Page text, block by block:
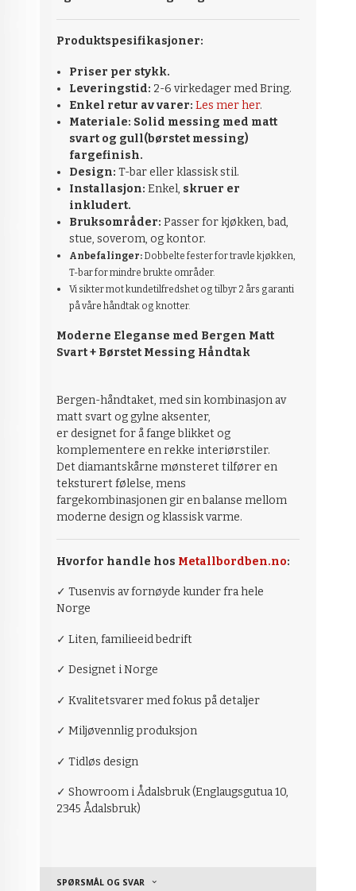
Produktspesifikasjoner:
Priser per stykk.
Leveringstid: 2-6 virkedager med Bring.
Enkel retur av varer: Les mer her.
Materiale: Solid messing med matt
svart og gull(børstet messing)
fargefinish.
Design: T-bar eller klassisk stil.
Installasjon: Enkel, skruer er
inkludert.
Bruksområder: Passer for kjøkken, bad,
stue, soverom, og kontor.
Anbefalinger:Dobbelte fester for travle kjøkken,
T-bar for mindre brukte områder.
Vi sikter mot kundetilfredshet og tilbyr 2 års garanti
på våre håndtak og knotter.
Moderne Eleganse med Bergen Matt
Svart + Børstet Messing Håndtak
Bergen-håndtaket, med sin kombinasjon av
matt svart og gylne aksenter,
er designet for å fange blikket og
komplementere en rekke interiørstiler.
Det diamantskårne mønsteret tilfører en
teksturert følelse, mens
fargekombinasjonen gir en balanse mellom
moderne design og klassisk varme.
Hvorfor handle hos Metallbordben.no:
✓ Tusenvis av fornøyde kunder fra hele
Norge
✓ Liten, familieeid bedrift
✓ Designet i Norge
✓ Kvalitetsvarer med fokus på detaljer
✓ Miljøvennlig produksjon
✓ Tidløs design
✓ Showroom i Ådalsbruk (Englaugsgutua 10,
2345 Ådalsbruk)
SPØRSMÅL OG SVAR